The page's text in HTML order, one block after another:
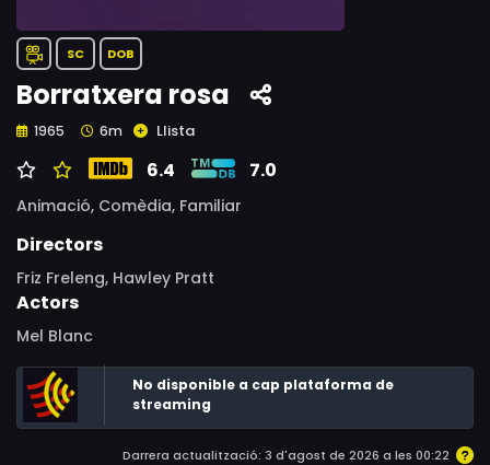
SC DOB
Borratxera rosa
1965 6m Llista
6.4 7.0
Animació, Comèdia, Familiar
Directors
Friz Freleng, Hawley Pratt
Actors
Mel Blanc
No disponible a cap plataforma de
streaming
Darrera actualització: 3 d'agost de 2026 a les 00:22